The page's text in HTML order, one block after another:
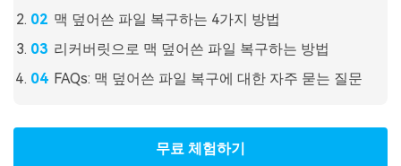
기타 프로그램
Repairit - 데이터 복구
UBackit - 데이터 백업
맥 덮어쓴 파일 복구하는 4가지 방법
리커버릿으로 맥 덮어쓴 파일 복구하는 방법
FAQs: 맥 덮어쓴 파일 복구에 대한 자주 묻는 질문
무료 체험하기